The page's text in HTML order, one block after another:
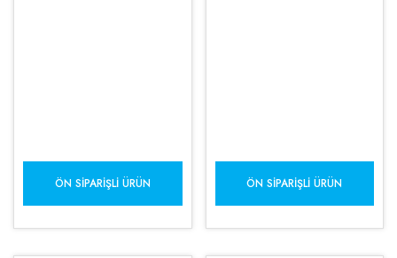
ÖN SIPARIŞLI ÜRÜN ÖN SIPARIŞLI ÜRÜN